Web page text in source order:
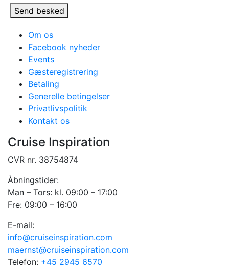
Send besked
Om os
Facebook nyheder
Events
Gæsteregistrering
Betaling
Generelle betingelser
Privatlivspolitik
Kontakt os
Cruise Inspiration
CVR nr. 38754874
Åbningstider:
Man – Tors: kl. 09:00 – 17:00
Fre: 09:00 – 16:00
E-mail:
info@cruiseinspiration.com
maernst@cruiseinspiration.com
Telefon: +45 2945 6570